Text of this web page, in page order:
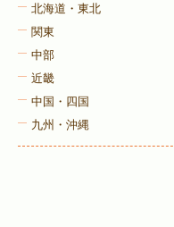
北海道・東北
関東
中部
近畿
中国・四国
九州・沖縄